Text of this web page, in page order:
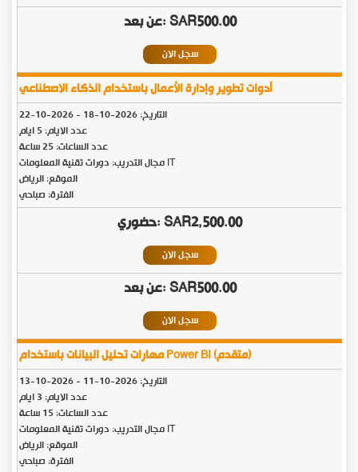
SAR500.00
سجل الان
أدوات تطوير وإدارة الأعمال باستخدام الذكاء الاصطناعي
التاريخ:2026-10-18
-
2026-10-22
عدد الايام: 5 ايام
عدد الساعات: 25 ساعة
مجال التدريب: دورات تقنية المعلومات IT
الموقع: الرياض
الفترة: صباحي
SAR2,500.00
سجل الان
SAR500.00
سجل الان
مهارات تحليل البيانات باستخدام Power BI (متقدم)
التاريخ:2026-10-11
-
2026-10-13
عدد الايام: 3 ايام
عدد الساعات: 15 ساعة
مجال التدريب: دورات تقنية المعلومات IT
الموقع: الرياض
الفترة: صباحي